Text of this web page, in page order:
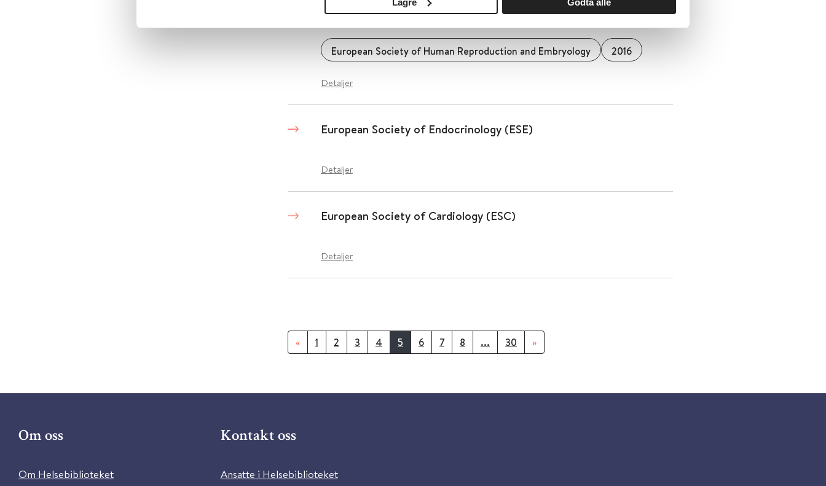
European Society of Human Reproduction and Embryology
European Society of Human Reproduction and Embryology 2016
Detaljer
European Society of Endocrinology (ESE)
Detaljer
European Society of Cardiology (ESC)
Detaljer
« 1 2 3 4 5 6 7 8 ... 30 »
Om oss
Om Helsebiblioteket
Kontakt oss
Ansatte i Helsebiblioteket